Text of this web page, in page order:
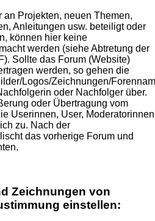
Projekten, neuen Themen,
Anleitungen usw. beteiligt oder
können hier keine
werden (siehe Abtretung der
Sollte das Forum (Website)
werden, so gehen die
Logos/Zeichnungen/
oder Nachfolger über.
oder Übertragung vom
Userinnen, User, Moderatorinnen
zu. Nach der
das vorherige Forum und
Zeichnungen von
einstellen: